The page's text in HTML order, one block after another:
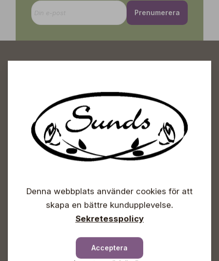
Prenumerera
Sunds Trädgårdscenter
Öppet
Vardagar 09-18
Info & växel
+358 50 388 9592
Denna webbplats använder cookies för att
skapa en bättre kundupplevelse.
Sekretesspolicy
Acceptera